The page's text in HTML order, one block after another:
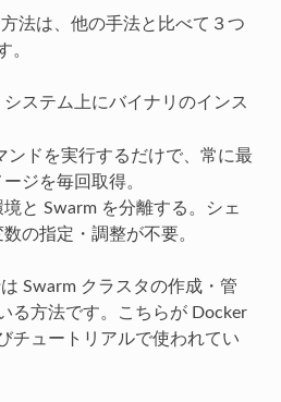
法は、他の手法と比べて３つ
。
ステム上にバイナリのインス
ンドを実行するだけで、常に最
ジを毎回取得。
と Swarm を分離する。シェ
の指定・調整が不要。
Swarm クラスタの作成・管
る方法です。こちらが Docker
チュートリアルで使われてい